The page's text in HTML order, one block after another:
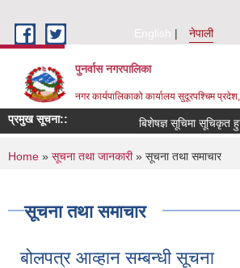
English
नेपाली
पुनर्वास नगरपालिका
नगर कार्यपालिकाको कार्यालय सुदूरपश्चिम
प्रमुख सूचना:: बिशेषज्ञ सूचिमा सूचिकृत
You are here
Home » सूचना तथा जानकारी» सूचना तथा समाचार
सूचना तथा समाचार
बोलपत्र आव्हान सम्बन्धी सूचना